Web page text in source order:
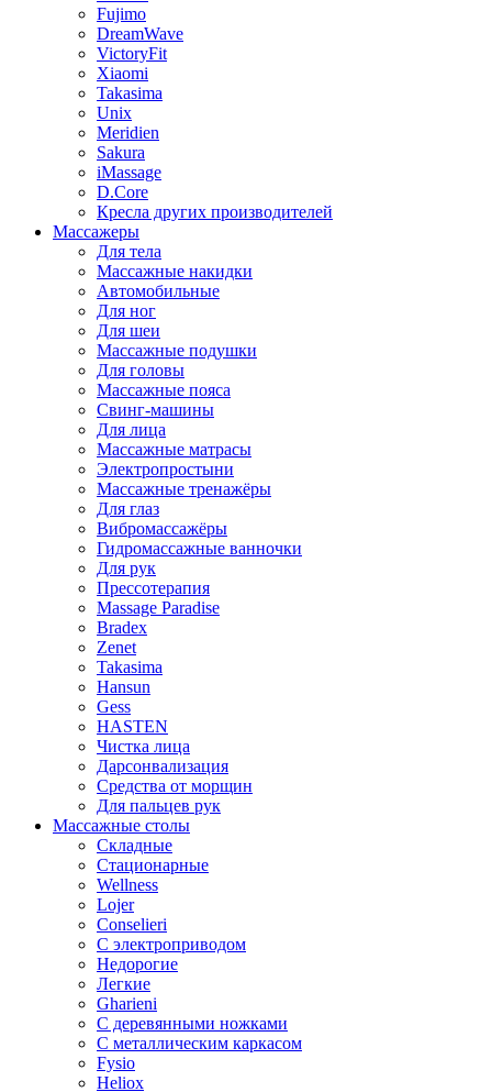
Fujimo
DreamWave
VictoryFit
Xiaomi
Takasima
Unix
Meridien
Sakura
iMassage
D.Core
Кресла других производителей
Массажеры
Для тела
Массажные накидки
Автомобильные
Для ног
Для шеи
Массажные подушки
Для головы
Массажные пояса
Свинг-машины
Для лица
Массажные матрасы
Электропростыни
Массажные тренажёры
Для глаз
Вибромассажёры
Гидромассажные ванночки
Для рук
Прессотерапия
Massage Paradise
Bradex
Zenet
Takasima
Hansun
Gess
HASTEN
Чистка лица
Дарсонвализация
Средства от морщин
Для пальцев рук
Массажные столы
Складные
Стационарные
Wellness
Lojer
Conselieri
С электроприводом
Недорогие
Легкие
Gharieni
С деревянными ножками
С металлическим каркасом
Fysio
Heliox